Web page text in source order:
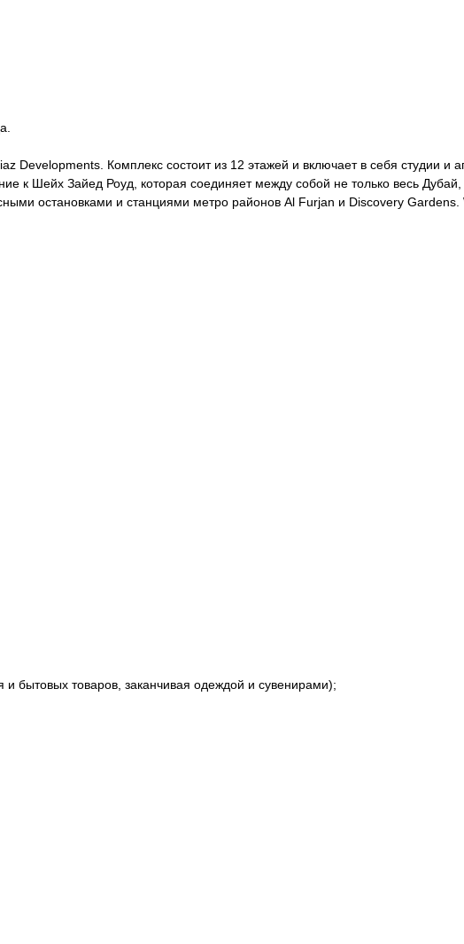
Developments. Комплекс состоит из 12 этажей и включает в себя студии и
к Шейх Зайед Роуд, которая соединяет между собой не только весь Дубай,
остановками и станциями метро районов Al Furjan и Discovery
бытовых товаров, заканчивая одеждой и сувенирами);